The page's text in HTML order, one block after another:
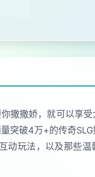
撒撒娇，就可以享
突破4万+的传奇
动玩法，以及那些温